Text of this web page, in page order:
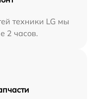
техники LG мы
2 часов.